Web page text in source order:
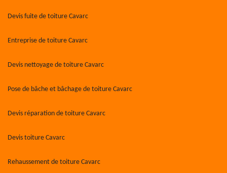
Devis fuite de toiture Cavarc
Entreprise de toiture Cavarc
Devis nettoyage de toiture Cavarc
Pose de bâche et bâchage de toiture Cavarc
Devis réparation de toiture Cavarc
Devis toiture Cavarc
Rehaussement de toiture Cavarc